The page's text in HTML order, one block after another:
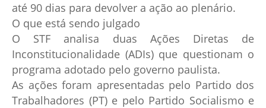
até 90 dias para devolver a ação ao plenário.
O que está sendo julgado
O STF analisa duas Ações Diretas de
Inconstitucionalidade (ADIs) que questionam o
programa adotado pelo governo paulista.
As ações foram apresentadas pelo Partido dos
Trabalhadores (PT) e pelo Partido Socialismo e